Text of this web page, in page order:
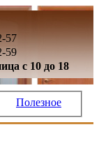
57
59
с 10 до 18
Полезное